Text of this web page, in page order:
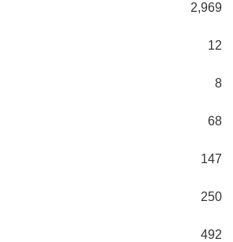
2,969
12
8
68
147
250
492